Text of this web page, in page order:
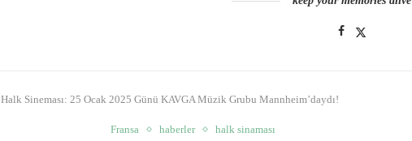
Halk Sineması: 25 Ocak 2025 Günü KAVGA Müzik Grubu Mannheim’daydı!
Fransa haberler halk sinaması